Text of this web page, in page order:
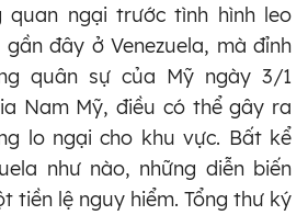
quan ngại trước tình hình leo
đây ở Venezuela, mà đỉnh
quân sự của Mỹ ngày 3/1
Nam Mỹ, điều có thể gây ra
lo ngại cho khu vực. Bất kể
như nào, những diễn biến
tiền lệ nguy hiểm. Tổng thư ký